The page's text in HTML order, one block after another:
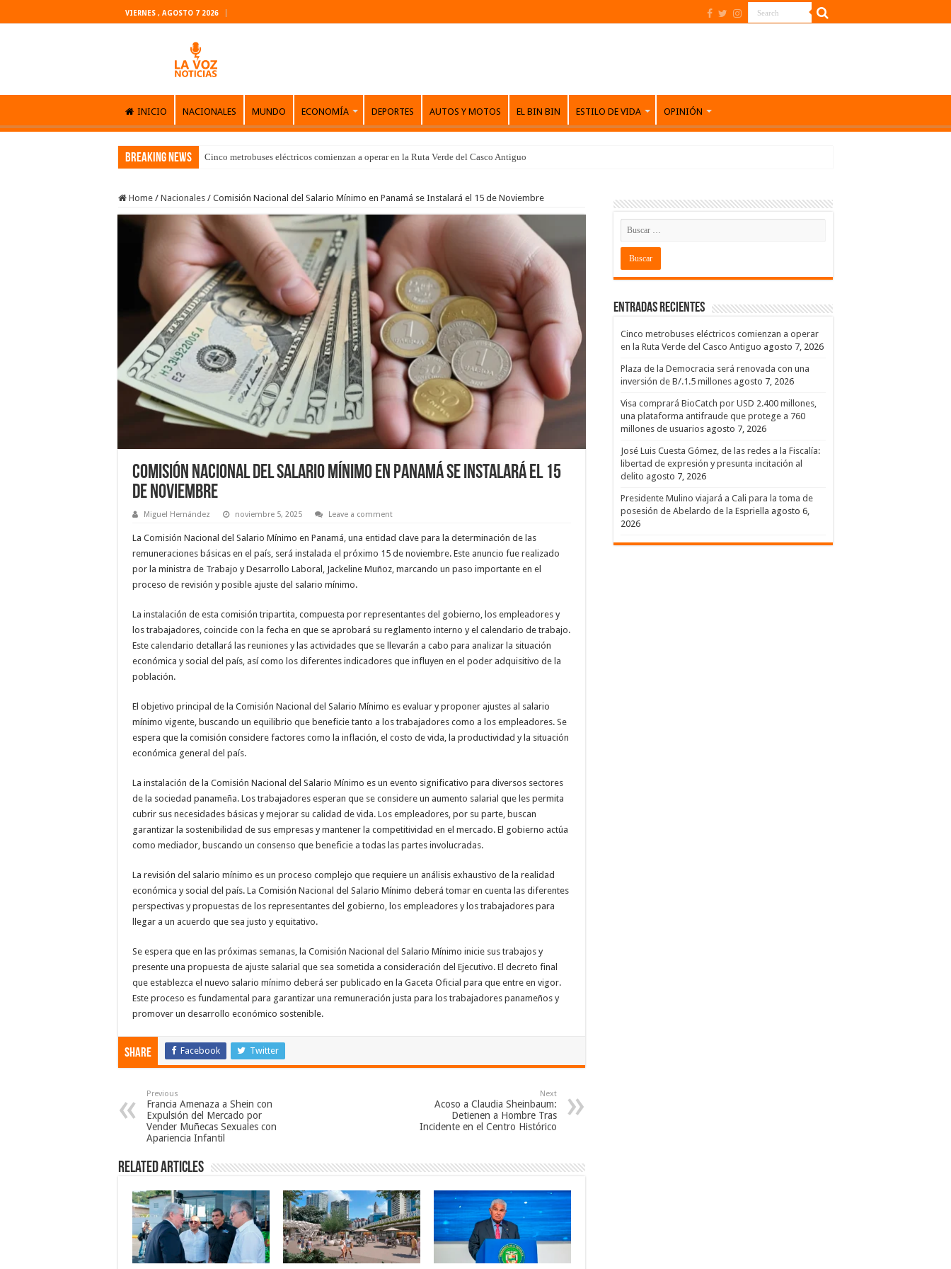
VIERNES , AGOSTO 7 2026
INICIO NACIONALES MUNDO ECONOMÍA DEPORTES AUTOS Y MOTOS EL BIN BIN ESTILO DE VIDA OPINIÓN
Breaking News Cinco metrobuses eléctricos comienzan a operar en la Ruta Verde del Casco Antiguo
Home / Nacionales / Comisión Nacional del Salario Mínimo en Panamá se Instalará el 15 de Noviembre
Comisión Nacional del Salario Mínimo en Panamá se Instalará el 15
de Noviembre
Miguel Hernández noviembre 5, 2025 Leave a comment
La Comisión Nacional del Salario Mínimo en Panamá, una entidad clave para la determinación de las
remuneraciones básicas en el país, será instalada el próximo 15 de noviembre. Este anuncio fue realizado
por la ministra de Trabajo y Desarrollo Laboral, Jackeline Muñoz, marcando un paso importante en el
proceso de revisión y posible ajuste del salario mínimo.
La instalación de esta comisión tripartita, compuesta por representantes del gobierno, los empleadores y
los trabajadores, coincide con la fecha en que se aprobará su reglamento interno y el calendario de trabajo.
Este calendario detallará las reuniones y las actividades que se llevarán a cabo para analizar la situación
económica y social del país, así como los diferentes indicadores que influyen en el poder adquisitivo de la
población.
El objetivo principal de la Comisión Nacional del Salario Mínimo es evaluar y proponer ajustes al salario
mínimo vigente, buscando un equilibrio que beneficie tanto a los trabajadores como a los empleadores. Se
espera que la comisión considere factores como la inflación, el costo de vida, la productividad y la situación
económica general del país.
La instalación de la Comisión Nacional del Salario Mínimo es un evento significativo para diversos sectores
de la sociedad panameña. Los trabajadores esperan que se considere un aumento salarial que les permita
cubrir sus necesidades básicas y mejorar su calidad de vida. Los empleadores, por su parte, buscan
garantizar la sostenibilidad de sus empresas y mantener la competitividad en el mercado. El gobierno actúa
como mediador, buscando un consenso que beneficie a todas las partes involucradas.
La revisión del salario mínimo es un proceso complejo que requiere un análisis exhaustivo de la realidad
económica y social del país. La Comisión Nacional del Salario Mínimo deberá tomar en cuenta las diferentes
perspectivas y propuestas de los representantes del gobierno, los empleadores y los trabajadores para
llegar a un acuerdo que sea justo y equitativo.
Se espera que en las próximas semanas, la Comisión Nacional del Salario Mínimo inicie sus trabajos y
presente una propuesta de ajuste salarial que sea sometida a consideración del Ejecutivo. El decreto final
que establezca el nuevo salario mínimo deberá ser publicado en la Gaceta Oficial para que entre en vigor.
Este proceso es fundamental para garantizar una remuneración justa para los trabajadores panameños y
promover un desarrollo económico sostenible.
Share Facebook Twitter
Previous
Francia Amenaza a Shein con
Expulsión del Mercado por
Vender Muñecas Sexuales con
Apariencia Infantil
Next
Acoso a Claudia Sheinbaum:
Detienen a Hombre Tras
Incidente en el Centro Histórico
Related Articles
Entradas recientes
Cinco metrobuses eléctricos comienzan a operar
en la Ruta Verde del Casco Antiguo agosto 7, 2026
Plaza de la Democracia será renovada con una
inversión de B/.1.5 millones agosto 7, 2026
Visa comprará BioCatch por USD 2.400 millones,
una plataforma antifraude que protege a 760
millones de usuarios agosto 7, 2026
José Luis Cuesta Gómez, de las redes a la Fiscalía:
libertad de expresión y presunta incitación al
delito agosto 7, 2026
Presidente Mulino viajará a Cali para la toma de
posesión de Abelardo de la Espriella agosto 6,
2026